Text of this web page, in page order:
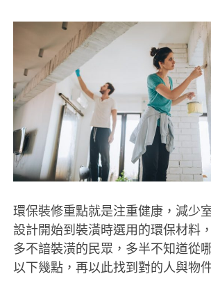
環保裝修重點就是注重健康，減少
設計開始到裝潢時選用的環保材料
多不諳裝潢的民眾，多半不知道從
以下幾點，再以此找到對的人與物件